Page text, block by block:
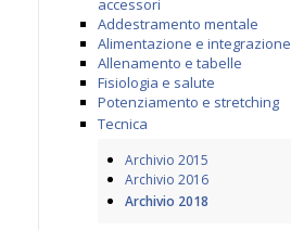
accessori
Addestramento mentale
Alimentazione e integrazione
Allenamento e tabelle
Fisiologia e salute
Potenziamento e stretching
Tecnica
Archivio 2015
Archivio 2016
Archivio 2018